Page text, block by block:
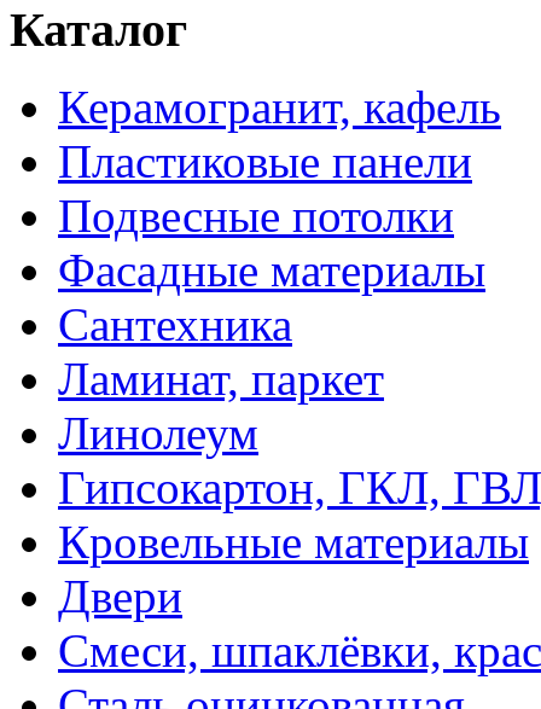
Каталог
Керамогранит, кафель
Пластиковые панели
Подвесные потолки
Фасадные материалы
Сантехника
Ламинат, паркет
Линолеум
Гипсокартон, ГКЛ,
Кровельные материалы
Двери
Смеси, шпаклёвки,